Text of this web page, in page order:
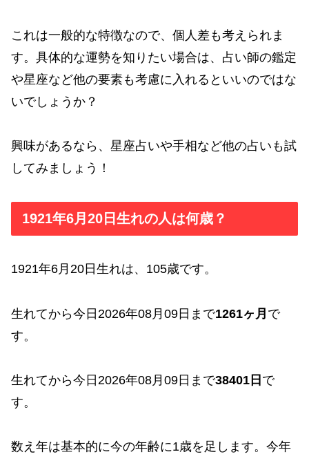
これは一般的な特徴なので、個人差も考えられま
す。具体的な運勢を知りたい場合は、占い師の鑑定
や星座など他の要素も考慮に入れるといいのではな
いでしょうか？
興味があるなら、星座占いや手相など他の占いも試
してみましょう！
1921年6月20日生れの人は何歳？
1921年6月20日生れは、105歳です。
生れてから今日2026年08月09日まで1261ヶ月 で
す。
生れてから今日2026年08月09日まで38401日 で
す。
数え年は基本的に今の年齢に1歳を足します。今年